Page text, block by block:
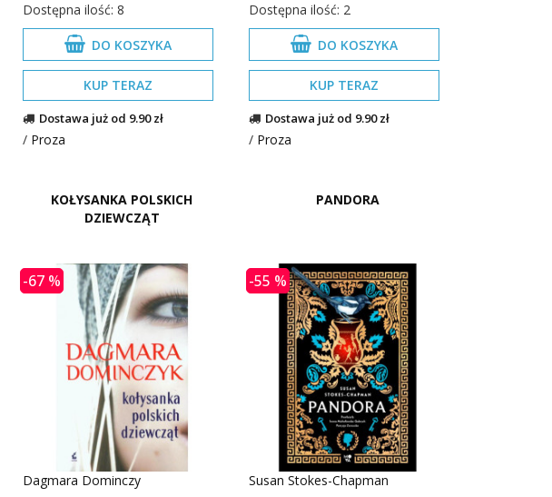
Dostępna ilość: 8
DO KOSZYKA
KUP TERAZ
Dostawa już od 9.90 zł
/ Proza
Dostępna ilość: 2
DO KOSZYKA
KUP TERAZ
Dostawa już od 9.90 zł
/ Proza
KOŁYSANKA POLSKICH
DZIEWCZĄT
-67 %
Dagmara Dominczy
PANDORA
-55 %
Susan Stokes-Chapman